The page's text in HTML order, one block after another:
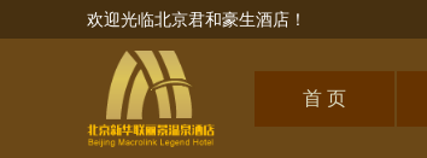
欢迎光临北京君和豪生酒店！
首 页